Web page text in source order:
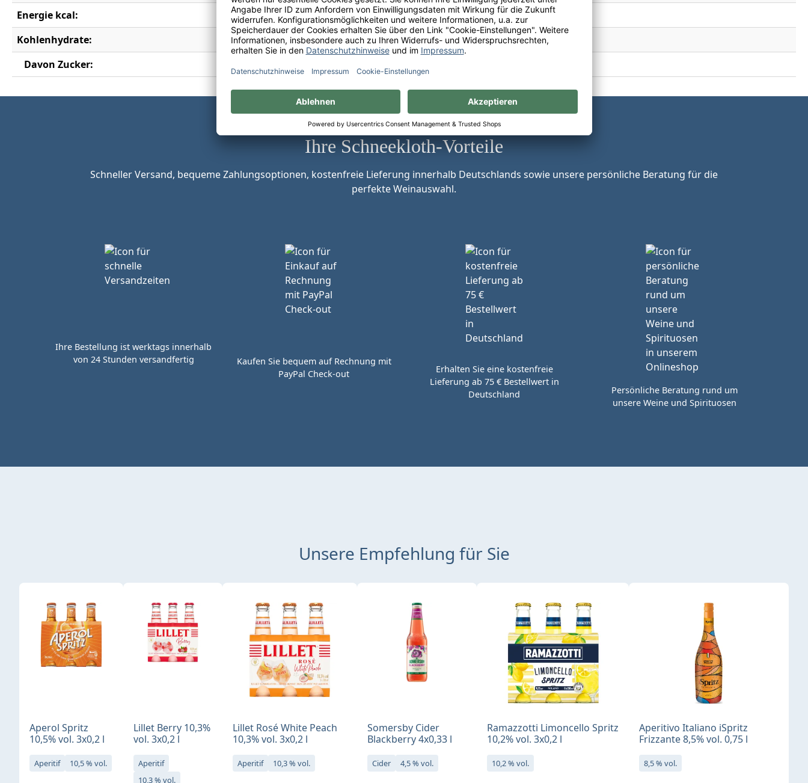
Energie kcal:
57 kcal
Kohlenhydrate:
7 g
Davon Zucker:
Ihre Schneekloth-Vorteile
Schneller Versand, bequeme Zahlungsoptionen, kostenfreie Lieferung innerhalb Deutschlands sowie unsere persönliche Beratung für die
perfekte Weinauswahl.
Ihre Bestellung ist werktags innerhalb
von 24 Stunden versandfertig
Kaufen Sie bequem auf Rechnung mit
PayPal Check-out
Erhalten Sie eine kostenfreie
Lieferung ab 75 € Bestellwert in
Deutschland
Persönliche Beratung rund um
unsere Weine und Spirituosen
Unsere Empfehlung für Sie
Produktgalerie überspringen
Aperol Spritz
10,5% vol. 3x0,2 l
Aperitif 10,5 % vol.
Lillet Berry 10,3%
vol. 3x0,2 l
Aperitif
10,3 % vol.
Lillet Rosé White Peach
10,3% vol. 3x0,2 l
Aperitif 10,3 % vol.
Somersby Cider
Blackberry 4x0,33 l
Cider 4,5 % vol.
Ramazzotti Limoncello Spritz
10,2% vol. 3x0,2 l
10,2 % vol.
Aperitivo Italiano iSpritz
Frizzante 8,5% vol. 0,75 l
8,5 % vol.